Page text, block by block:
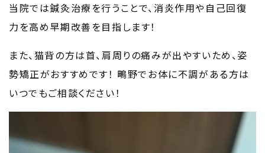
当院では鍼灸治療を行うことで、消炎作用や自己回復
力を高め早期改善を目指します！
また、猫背の方は首、肩周りの痛みが出やすいため、姿
勢矯正がおすすめです！ 鴫野でお体に不調がある方は
いつでもご相談ください！